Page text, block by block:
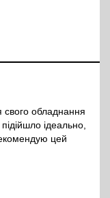
обладнання
ідеально,
цей